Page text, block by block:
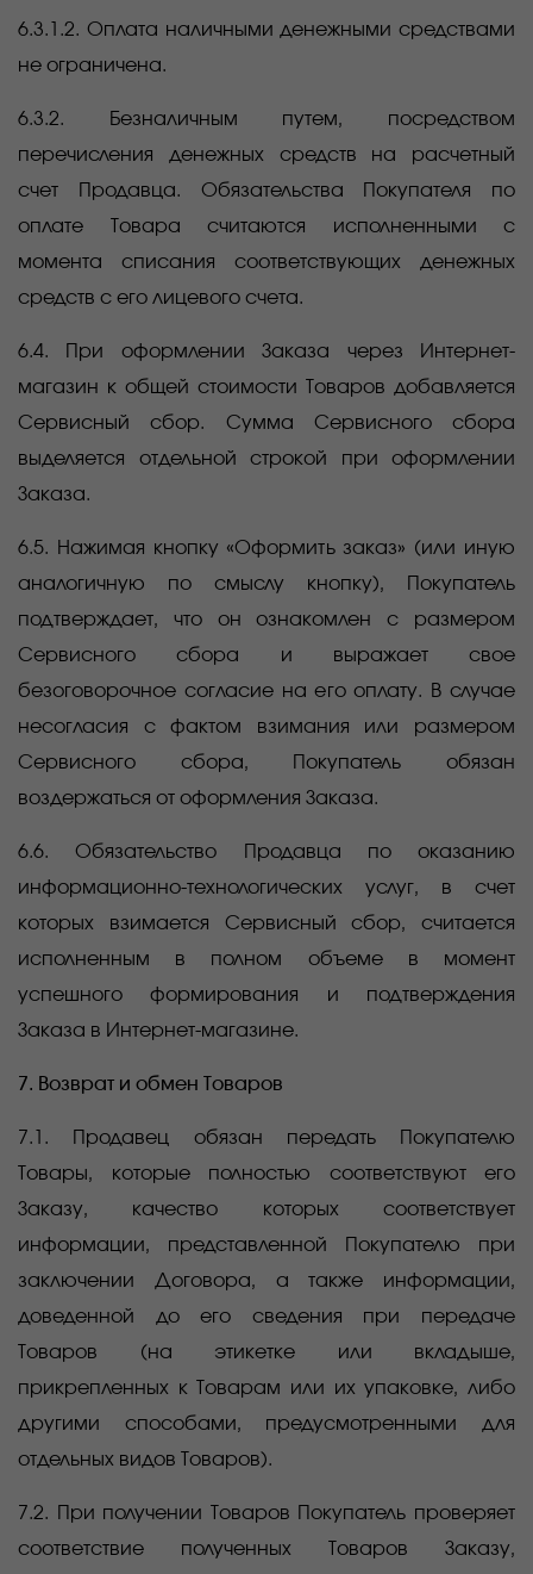
6.3.1.2. Оплата наличными денежными средствами
не ограничена.
6.3.2. Безналичным путем, посредством
перечисления денежных средств на расчетный
счет Продавца. Обязательства Покупателя по
оплате Товара считаются исполненными с
момента списания соответствующих денежных
средств с его лицевого счета.
6.4. При оформлении Заказа через Интернет-
магазин к общей стоимости Товаров добавляется
Сервисный сбор. Сумма Сервисного сбора
выделяется отдельной строкой при оформлении
Заказа.
6.5. Нажимая кнопку «Оформить заказ» (или иную
аналогичную по смыслу кнопку), Покупатель
подтверждает, что он ознакомлен с размером
Сервисного сбора и выражает свое
безоговорочное согласие на его оплату. В случае
несогласия с фактом взимания или размером
Сервисного сбора, Покупатель обязан
воздержаться от оформления Заказа.
6.6. Обязательство Продавца по оказанию
информационно-технологических услуг, в счет
которых взимается Сервисный сбор, считается
исполненным в полном объеме в момент
успешного формирования и подтверждения
Заказа в Интернет-магазине.
7. Возврат и обмен Товаров
7.1. Продавец обязан передать Покупателю
Товары, которые полностью соответствуют его
Заказу, качество которых соответствует
информации, представленной Покупателю при
заключении Договора, а также информации,
доведенной до его сведения при передаче
Товаров (на этикетке или вкладыше,
прикрепленных к Товарам или их упаковке, либо
другими способами, предусмотренными для
отдельных видов Товаров).
7.2. При получении Товаров Покупатель проверяет
соответствие полученных Товаров Заказу,